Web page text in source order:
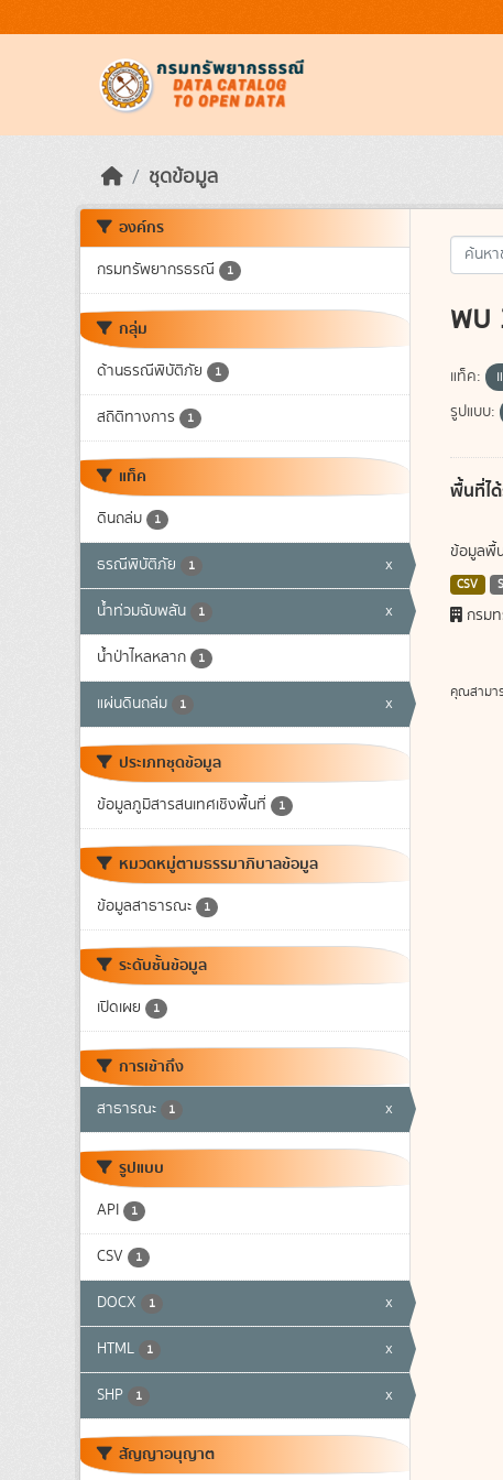
ชุดข้อมูล
องค์กร
กรมทรัพยากรธรณี 1
กลุ่ม
ด้านธรณีพิบัติภัย 1
สถิติทางการ 1
แท็ค
ดินถล่ม 1
ธรณีพิบัติภัย 1 x
น้ำท่วมฉับพลัน 1 x
น้ำป่าไหลหลาก 1
แผ่นดินถล่ม 1 x
ประเภทชุดข้อมูล
ข้อมูลภูมิสารสนเทศเชิงพื้นที่ 1
หมวดหมู่ตามธรรมาภิบาลข้อมูล
ข้อมูลสาธารณะ 1
ระดับชั้นข้อมูล
เปิดเผย 1
การเข้าถึง
สาธารณะ 1 x
รูปแบบ
API 1
CSV 1
DOCX 1 x
HTML 1 x
SHP 1 x
สัญญาอนุญาต
พบ
แท็ค:
รูปแบบ:
พื้นที่ไ
ข้อมูลพื้
CSV
กรม
คุณสามา